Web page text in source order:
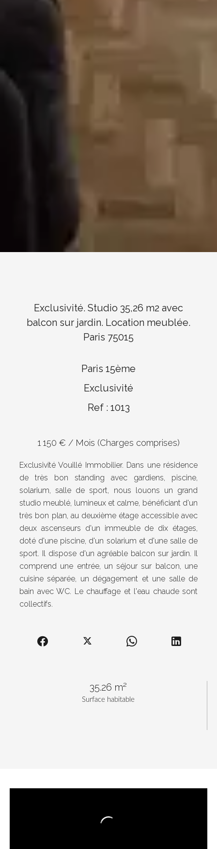
Surface habitable
35.26 m²
Exclusivité. Studio 35,26 m2 avec
balcon sur jardin. Location meublée.
Paris 75015
Paris 15ème
Exclusivité
Ref : 1013
1 150 € / Mois (Charges comprises)
Exclusivité Vouillé Immobilier. Dans une résidence
de très bon standing avec gardiens, piscine,
solarium, salle de sport, nous louons un grand
studio meublé, lumineux et calme, bénéficiant d'un
très bon plan, au deuxième étage accessible avec
deux ascenseurs d'un immeuble de dix étages,
doté d'une piscine, d'un solarium et d'une salle de
sport. Il dispose d'un agréable balcon sur jardin. Il
comprend une entrée, un séjour sur balcon, une
cuisine séparée, un dégagement et une salle de
bain avec WC. Le chauffage et l'eau chaude sont
collectifs.